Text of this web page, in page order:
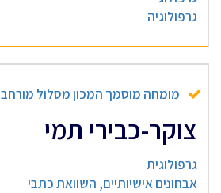
גרפולוגיה
מומחה מוסמך המכון מסלול מורחב
צוקר-כבירי תמי
גרפולוגית
אבחונים אישיותיים, השוואת כתבי